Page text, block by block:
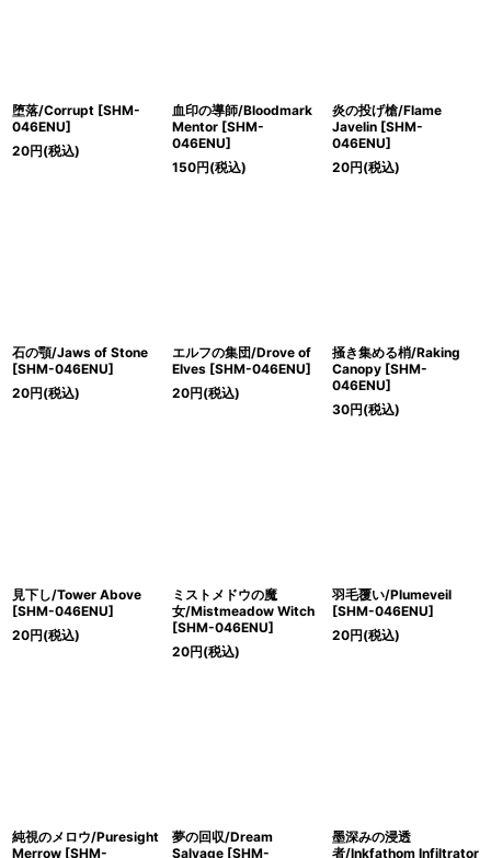
堕落/Corrupt [SHM-
046ENU]
20円(税込)
血印の導師/Bloodmark
Mentor [SHM-
046ENU]
150円(税込)
炎の投げ槍/Flame
Javelin [SHM-
046ENU]
20円(税込)
石の顎/Jaws of Stone
[SHM-046ENU]
20円(税込)
エルフの集団/Drove of
Elves [SHM-046ENU]
20円(税込)
掻き集める梢/Raking
Canopy [SHM-
046ENU]
30円(税込)
見下し/Tower Above
[SHM-046ENU]
20円(税込)
ミストメドウの魔
女/Mistmeadow Witch
[SHM-046ENU]
20円(税込)
羽毛覆い/Plumeveil
[SHM-046ENU]
20円(税込)
純視のメロウ/Puresight
Merrow [SHM-
夢の回収/Dream
Salvage [SHM-
墨深みの浸透
者/Inkfathom Infiltrator